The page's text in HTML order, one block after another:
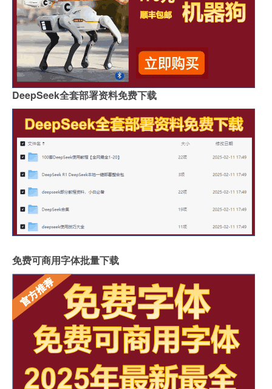
DeepSeek全套部署资料免费下载
免费可商用字体批量下载